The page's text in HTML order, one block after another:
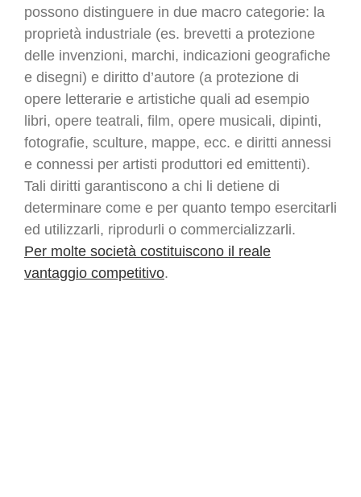
possono distinguere in due macro categorie: la
proprietà industriale (es. brevetti a protezione
delle invenzioni, marchi, indicazioni geografiche
e disegni) e diritto d’autore (a protezione di
opere letterarie e artistiche quali ad esempio
libri, opere teatrali, film, opere musicali, dipinti,
fotografie, sculture, mappe, ecc. e diritti annessi
e connessi per artisti produttori ed emittenti).
Tali diritti garantiscono a chi li detiene di
determinare come e per quanto tempo esercitarli
ed utilizzarli, riprodurli o commercializzarli.
Per molte società costituiscono il reale
vantaggio competitivo.